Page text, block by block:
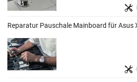
Reparatur Pauschale Mainboard für Asus